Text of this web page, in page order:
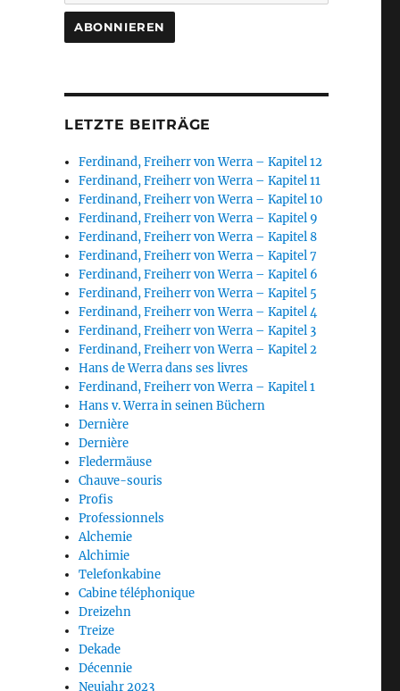
LETZTE BEITRÄGE
Ferdinand, Freiherr von Werra – Kapitel 12
Ferdinand, Freiherr von Werra – Kapitel 11
Ferdinand, Freiherr von Werra – Kapitel 10
Ferdinand, Freiherr von Werra – Kapitel 9
Ferdinand, Freiherr von Werra – Kapitel 8
Ferdinand, Freiherr von Werra – Kapitel 7
Ferdinand, Freiherr von Werra – Kapitel 6
Ferdinand, Freiherr von Werra – Kapitel 5
Ferdinand, Freiherr von Werra – Kapitel 4
Ferdinand, Freiherr von Werra – Kapitel 3
Ferdinand, Freiherr von Werra – Kapitel 2
Hans de Werra dans ses livres
Ferdinand, Freiherr von Werra – Kapitel 1
Hans v. Werra in seinen Büchern
Dernière
Dernière
Fledermäuse
Chauve-souris
Profis
Professionnels
Alchemie
Alchimie
Telefonkabine
Cabine téléphonique
Dreizehn
Treize
Dekade
Décennie
Neujahr 2023